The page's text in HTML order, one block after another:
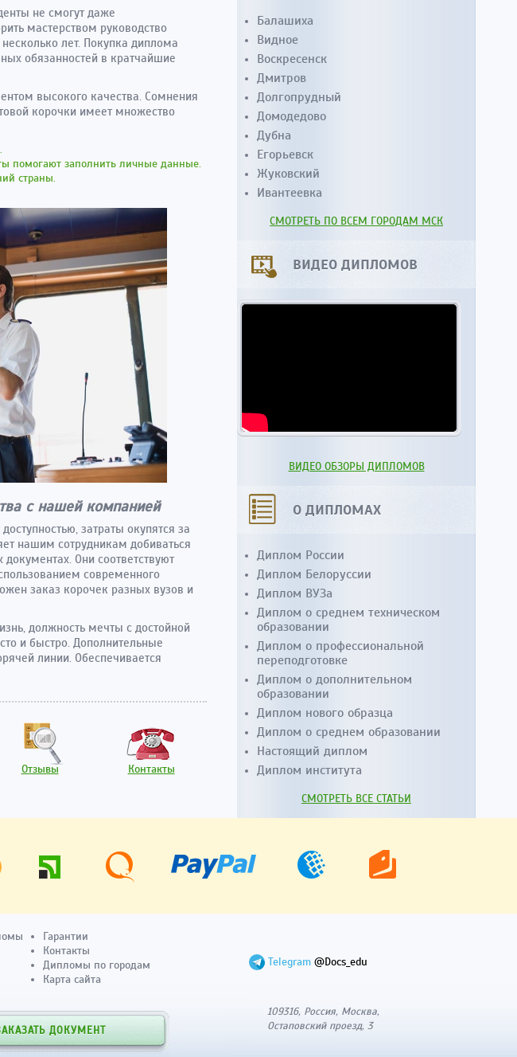
не смогут даже
мастерством руководство
лет. Покупка диплома
обязанностей в кратчайшие
высокого качества. Сомнения
корочки имеет множество
помогают заполнить личные данные.
страны.
с нашей компанией
затраты окупятся за
нашим сотрудникам добиваться
Они соответствуют
современного
заказ корочек разных вузов и
должность мечты с достойной
и быстро. Дополнительные
линии. Обеспечивается
Отзывы Контакты
Балашиха
Видное
Воскресенск
Дмитров
Долгопрудный
Домодедово
Дубна
Егорьевск
Жуковский
Ивантеевка
СМОТРЕТЬ ПО ВСЕМ ГОРОДАМ МСК
ВИДЕО ДИПЛОМОВ
ВИДЕО ОБЗОРЫ ДИПЛОМОВ
О ДИПЛОМАХ
Диплом России
Диплом Белоруссии
Диплом ВУЗа
Диплом о среднем техническом
образовании
Диплом о профессиональной
переподготовке
Диплом о дополнительном
образовании
Диплом нового образца
Диплом о среднем образовании
Настоящий диплом
Диплом института
СМОТРЕТЬ ВСЕ СТАТЬИ
Гарантии
Контакты
Дипломы по городам
Карта сайта
ДОКУМЕНТ
Telegram @Docs_edu
109316, Россия, Москва,
Остаповский проезд, 3